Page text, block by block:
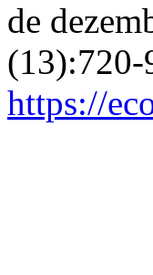
de
https://